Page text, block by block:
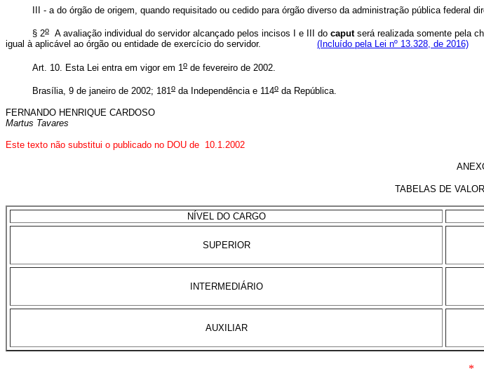
III - a do órgão de origem, quando requisitado ou cedido para órgão diverso da administração
§ 2o A avaliação individual do servidor alcançado pelos incisos I e III do caputserá realizada somente pela
igual à aplicável ao órgão ou entidade de exercício do servidor. (Incluído pela Lei nº 13.328, de 2016)
Art. 10. Esta Lei entra em vigor em 1o de fevereiro de 2002.
Brasília, 9 de janeiro de 2002; 181 o da Independência e 114o da República.
FERNANDO HENRIQUE CARDOSO
Martus Tavares
Este texto não substitui o publicado no DOU de 10.1.2002
TABELAS DE
NÍVEL DO CARGO
SUPERIOR
INTERMEDIÁRIO
AUXILIAR
*